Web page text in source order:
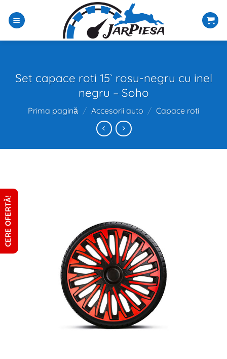
conținut
Set capace roti 15` rosu-negru cu inel
negru – Soho
Prima pagină / Accesorii auto / Capace roti
CERE OFERTĂ!